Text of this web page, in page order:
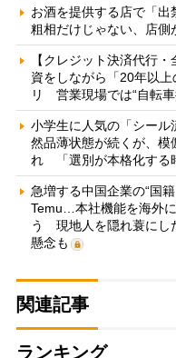
お酒を提供する店で「
粗相だけじゃない、店側
【クレジット決済代行
資をしながら「20年以
リ 営業現場では“自転
小学生に人気の「シー
然品薄状態が続くが、模
れ 「選別が本格化する
急増する中国企業の“国
Temu…本社機能を海外
う 現地人を隠れ蓑にし
懸念も
関連記事
ランキング